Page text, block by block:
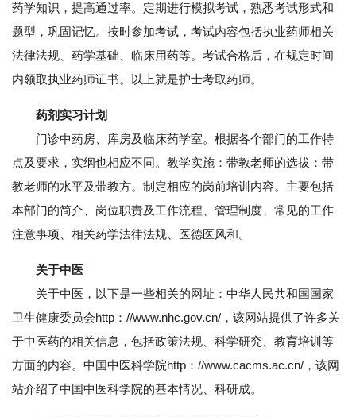
药学知识，提高通过率。定期进行模拟考试，熟悉考试形式和
题型，巩固记忆。按时参加考试，考试内容包括执业药师相关
法律法规、药学基础、临床用药等。考试合格后，在规定时间
内领取执业药师证书。以上就是护士考取药师。
药剂实习计划
门诊中药房、库房及临床药学室。根据各个部门的工作特
点及要求，实纲也相应不同。教学实施：带教老师的选拔：带
教老师的水平及带教方。制定相应的岗前培训内容。主要包括
本部门的简介、岗位职责及工作流程、管理制度、常见的工作
注意事项、相关药学法律法规、医德医风和。
关于中医
关于中医，以下是一些相关的网址：中华人民共和国国家
卫生健康委员会http：//www.nhc.gov.cn/，该网站提供了许多关
于中医药的相关信息，包括政策法规、科学研究、教育培训等
方面的内容。中国中医科学院http：//www.cacms.ac.cn/，该网
站介绍了中国中医科学院的基本情况、科研成。